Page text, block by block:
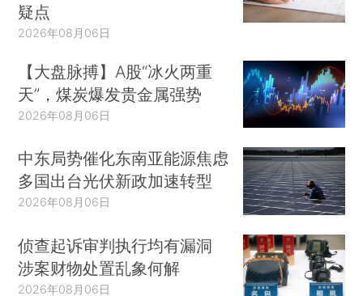
疑点
2026年08月06日
【大盘脉搏】A股“冰火两重
天”，煤炭爆发贵金属强势
2026年08月06日
中东局势催化东南亚能源焦虑
多国出台光伏新政加速转型
2026年08月06日
侦查起诉审判执行均有漏洞
涉案财物处置乱象何解
2026年08月06日